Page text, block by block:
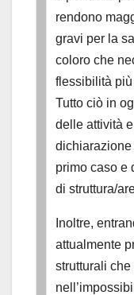
rendono
gravi per la
coloro che
flessibilità
Tutto ciò in
delle attività
dichiarazione
primo caso e
di struttura/
Inoltre,
attualmente
strutturali